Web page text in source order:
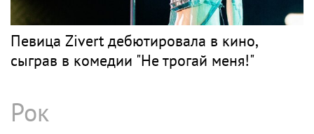
Певица Zivert дебютировала в кино,
сыграв в комедии "Не трогай меня!"
Рок